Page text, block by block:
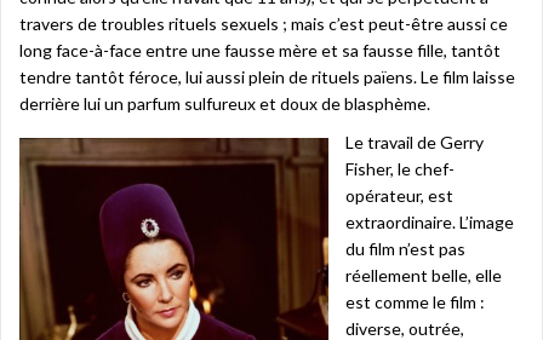
travers de troubles rituels sexuels ; mais c’est peut-être aussi ce
long face-à-face entre une fausse mère et sa fausse fille, tantôt
tendre tantôt féroce, lui aussi plein de rituels païens. Le film laisse
derrière lui un parfum sulfureux et doux de blasphème.
Le travail de Gerry
Fisher, le chef-
opérateur, est
extraordinaire. L’image
du film n’est pas
réellement belle, elle
est comme le film :
diverse, outrée,